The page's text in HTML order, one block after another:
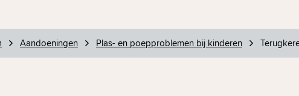
Aandoeningen Plas- en poepproblemen bij kinderen